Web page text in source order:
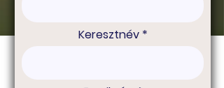
Keresztnév